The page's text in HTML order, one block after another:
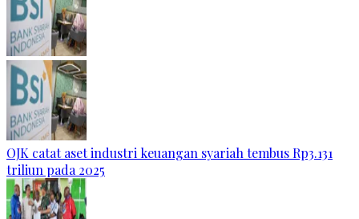
OJK catat aset industri keuangan syariah tembus Rp3.131
triliun pada 2025